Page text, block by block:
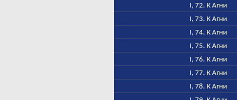
I, 72. К Агни
I, 73. К Агни
I, 74. К Агни
I, 75. К Агни
I, 76. К Агни
I, 77. К Агни
I, 78. К Агни